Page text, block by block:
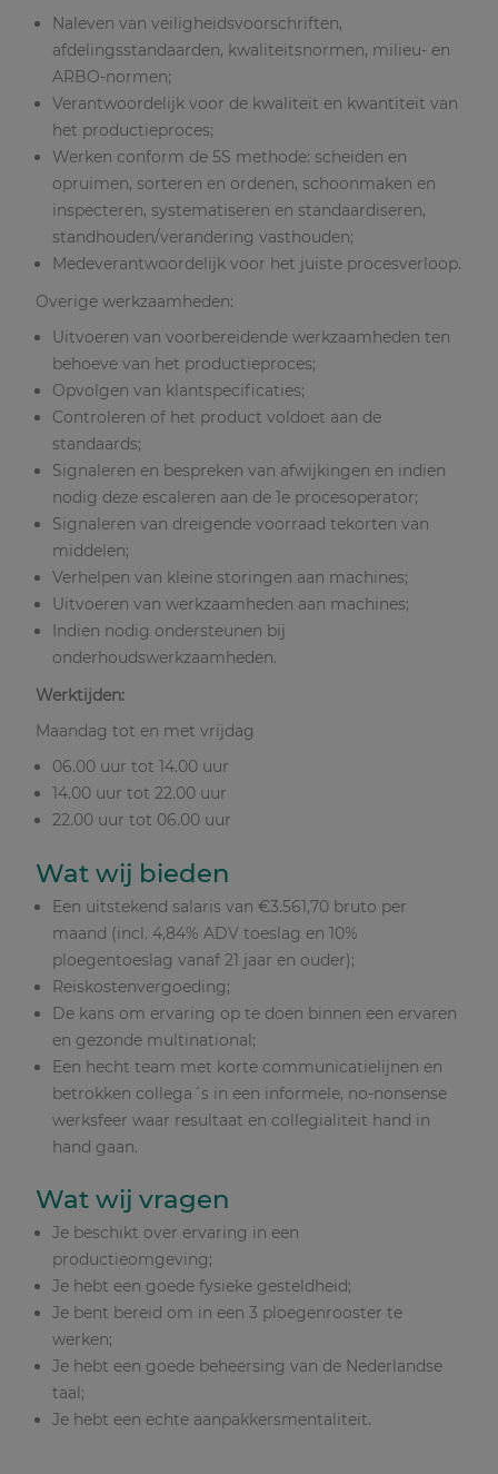
Naleven van veiligheidsvoorschriften,
afdelingsstandaarden, kwaliteitsnormen, milieu- en
ARBO-normen;
Verantwoordelijk voor de kwaliteit en kwantiteit van
het productieproces;
Werken conform de 5S methode: scheiden en
opruimen, sorteren en ordenen, schoonmaken en
inspecteren, systematiseren en standaardiseren,
standhouden/verandering vasthouden;
Medeverantwoordelijk voor het juiste procesverloop.
Overige werkzaamheden:
Uitvoeren van voorbereidende werkzaamheden ten
behoeve van het productieproces;
Opvolgen van klantspecificaties;
Controleren of het product voldoet aan de
standaards;
Signaleren en bespreken van afwijkingen en indien
nodig deze escaleren aan de 1e procesoperator;
Signaleren van dreigende voorraad tekorten van
middelen;
Verhelpen van kleine storingen aan machines;
Uitvoeren van werkzaamheden aan machines;
Indien nodig ondersteunen bij
onderhoudswerkzaamheden.
Werktijden:
Maandag tot en met vrijdag
06.00 uur tot 14.00 uur
14.00 uur tot 22.00 uur
22.00 uur tot 06.00 uur
Wat wij bieden
Een uitstekend salaris van €3.561,70 bruto per
maand (incl. 4,84% ADV toeslag en 10%
ploegentoeslag vanaf 21 jaar en ouder);
Reiskostenvergoeding;
De kans om ervaring op te doen binnen een ervaren
en gezonde multinational;
Een hecht team met korte communicatielijnen en
betrokken collega´s in een informele, no-nonsense
werksfeer waar resultaat en collegialiteit hand in
hand gaan.
Wat wij vragen
Je beschikt over ervaring in een
productieomgeving;
Je hebt een goede fysieke gesteldheid;
Je bent bereid om in een 3 ploegenrooster te
werken;
Je hebt een goede beheersing van de Nederlandse
taal;
Je hebt een echte aanpakkersmentaliteit.